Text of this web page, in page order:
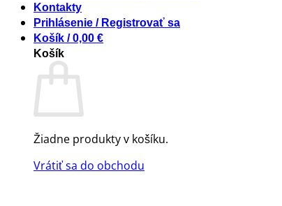
Kontakty
Prihlásenie / Registrovať sa
Košík /0,00 €
Košík
Žiadne produkty v košíku.
Vrátiť sa do obchodu